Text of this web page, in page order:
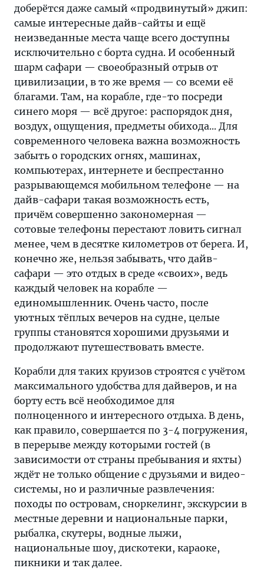
доберётся даже самый «продвинутый» джип:
самые интересные дайв-сайты и ещё
неизведанные места чаще всего доступны
исключительно с борта судна. И особенный
шарм сафари — своеобразный отрыв от
цивилизации, в то же время — со всеми её
благами. Там, на корабле, где-то посреди
синего моря — всё другое: распорядок дня,
воздух, ощущения, предметы обихода... Для
современного человека важна возможность
забыть о городских огнях, машинах,
компьютерах, интернете и беспрестанно
разрывающемся мобильном телефоне — на
дайв-сафари такая возможность есть,
причём совершенно закономерная —
сотовые телефоны перестают ловить сигнал
менее, чем в десятке километров от берега. И,
конечно же, нельзя забывать, что дайв-
сафари — это отдых в среде «своих», ведь
каждый человек на корабле —
единомышленник. Очень часто, после
уютных тёплых вечеров на судне, целые
группы становятся хорошими друзьями и
продолжают путешествовать вместе.
Корабли для таких круизов строятся с учётом
максимального удобства для дайверов, и на
борту есть всё необходимое для
полноценного и интересного отдыха. В день,
как правило, совершается по 3-4 погружения,
в перерыве между которыми гостей (в
зависимости от страны пребывания и яхты)
ждёт не только общение с друзьями и видео-
системы, но и различные развлечения:
походы по островам, сноркелинг, экскурсии в
местные деревни и национальные парки,
рыбалка, скутеры, водные лыжи,
национальные шоу, дискотеки, караоке,
пикники и так далее.